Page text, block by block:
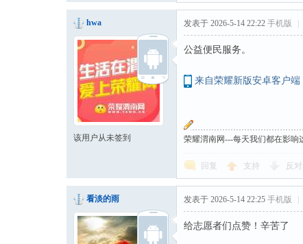
hwa
该用户从未签到
发表于 2026-5-14 22:22 手机版
公益便民服务。
来自荣耀新版安卓客户端
荣耀渭南网---每天我们都在影响
回复 支持 反对
看淡的雨 发表于 2026-5-14 22:25 手机版
给志愿者们点赞！辛苦了